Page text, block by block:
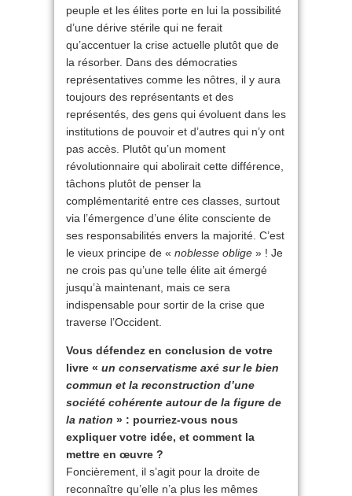
peuple et les élites porte en lui la possibilité
d’une dérive stérile qui ne ferait
qu’accentuer la crise actuelle plutôt que de
la résorber. Dans des démocraties
représentatives comme les nôtres, il y aura
toujours des représentants et des
représentés, des gens qui évoluent dans les
institutions de pouvoir et d’autres qui n’y ont
pas accès. Plutôt qu’un moment
révolutionnaire qui abolirait cette différence,
tâchons plutôt de penser la
complémentarité entre ces classes, surtout
via l’émergence d’une élite consciente de
ses responsabilités envers la majorité. C’est
le vieux principe de « noblesse oblige » ! Je
ne crois pas qu’une telle élite ait émergé
jusqu’à maintenant, mais ce sera
indispensable pour sortir de la crise que
traverse l’Occident.
Vous défendez en conclusion de votre
livre « un conservatisme axé sur le bien
commun et la reconstruction d’une
société cohérente autour de la figure de
la nation » : pourriez-vous nous
expliquer votre idée, et comment la
mettre en œuvre ?
Foncièrement, il s’agit pour la droite de
reconnaître qu’elle n’a plus les mêmes